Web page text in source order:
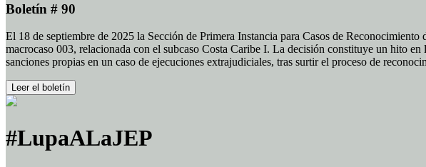
Boletín # 90
El 18 de septiembre de 2025 la Sección de Primera Instancia para Casos de
macrocaso 003, relacionada con el subcaso Costa Caribe I. La decisión constituye un hito
sanciones propias en un caso de ejecuciones extrajudiciales, tras surtir el proceso de
Leer el boletín
#LupaALaJEP